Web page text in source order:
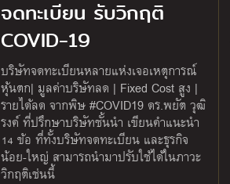
จดทะเบียน รับวิกฤติ
COVID-19
บริษัทจดทะเบียนหลายแห่งเจอเหตุการณ์
หุ้นตก| มูลค่าบริษัทลด | Fixed Cost สูง |
รายได้ลด จากพิษ #COVID19 ดร.พยัต วุฒิ
รงค์ ที่ปรึกษาบริษัทชั้นนำ เขียนคำแนะนำ
14 ข้อ ที่ทั้งบริษัทจดทะเบียน และธุรกิจ
น้อย-ใหญ่ สามารถนำมาปรับใช้ได้ในภาวะ
วิกฤติเช่นนี้